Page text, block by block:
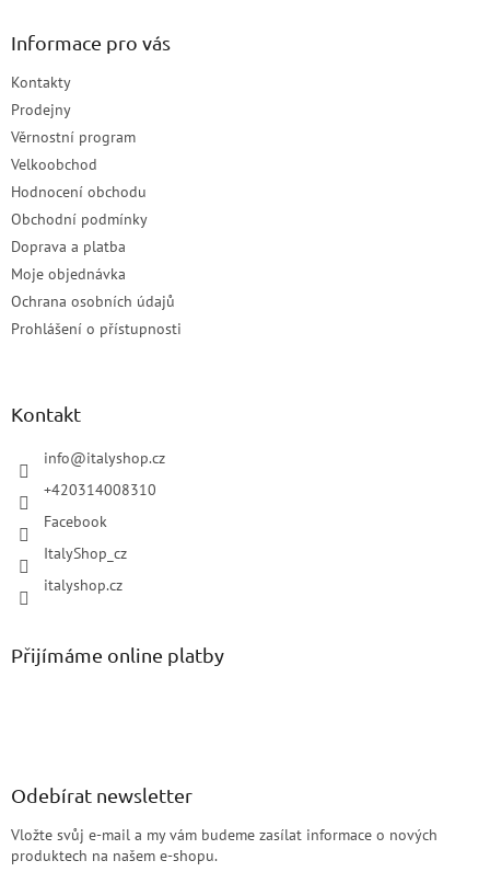
Informace pro vás
Kontakty
Prodejny
Věrnostní program
Velkoobchod
Hodnocení obchodu
Obchodní podmínky
Doprava a platba
Moje objednávka
Ochrana osobních údajů
Prohlášení o přístupnosti
Kontakt
info@italyshop.cz
+420314008310
Facebook
ItalyShop_cz
italyshop.cz
Přijímáme online platby
Odebírat newsletter
Vložte svůj e-mail a my vám budeme zasílat informace o nových
produktech na našem e-shopu.